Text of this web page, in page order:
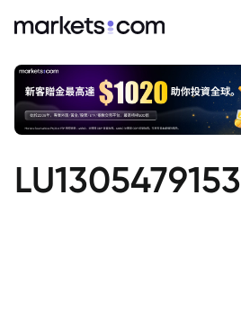
LU1305479153